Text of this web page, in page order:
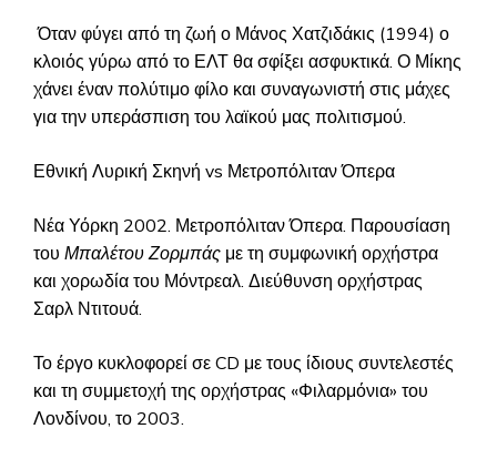
Όταν φύγει από τη ζωή ο Μάνος Χατζιδάκις (1994) ο
κλοιός γύρω από το ΕΛΤ θα σφίξει ασφυκτικά. Ο Μίκης
χάνει έναν πολύτιμο φίλο και συναγωνιστή στις μάχες
για την υπεράσπιση του λαϊκού μας πολιτισμού.
Εθνική Λυρική Σκηνή vs Μετροπόλιταν Όπερα
Νέα Υόρκη 2002. Μετροπόλιταν Όπερα. Παρουσίαση
του Μπαλέτου Ζορμπάς με τη συμφωνική ορχήστρα
και χορωδία του Μόντρεαλ. Διεύθυνση ορχήστρας
Σαρλ Ντιτουά.
Το έργο κυκλοφορεί σε CD με τους ίδιους συντελεστές
και τη συμμετοχή της ορχήστρας «Φιλαρμόνια» του
Λονδίνου, το 2003.